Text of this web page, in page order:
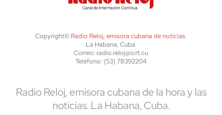
Copyright© Radio Reloj, emisora cubana de noticias.
La Habana, Cuba.
Correo: radio.reloj@icrt.cu
Teléfono: (53) 78392204
Radio Reloj, emisora cubana de la hora y las
noticias. La Habana, Cuba.